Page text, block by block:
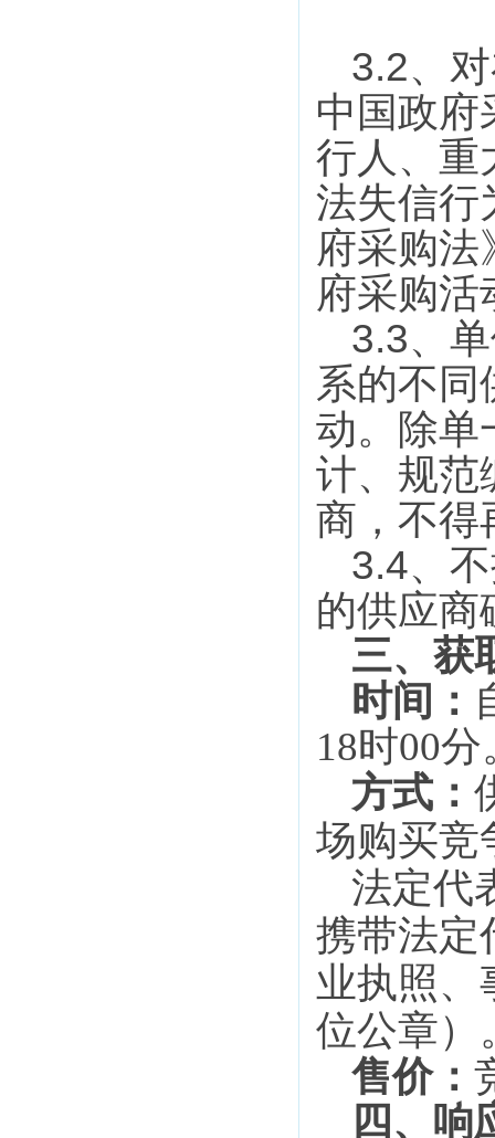
3.2、
中国政府
行人、重
法失信行
府采购
府采购活
3.3、
系的不
动。除单
计、规范
商，不得
3.4、
的供应商
三、获
时间：
18时00分
方式：
场购买竞
法定代
携带法定
业执照、
位公章）
售价：
四、响